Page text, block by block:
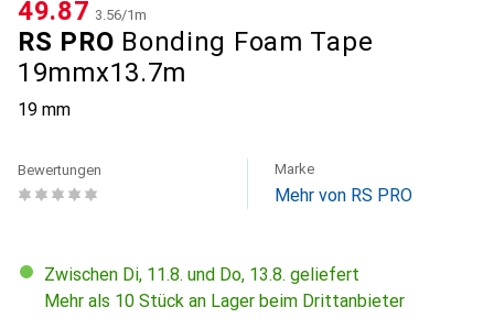
RS PRO Bonding Foam Tape
19mmx13.7m
19 mm
CHF
49.87 CHF
3.56/1m
Bewertungen Marke
Mehr von RS PRO
Zwischen Di, 11.8. und Do, 13.8. geliefert
Mehr als 10 Stück an Lager beim Drittanbieter